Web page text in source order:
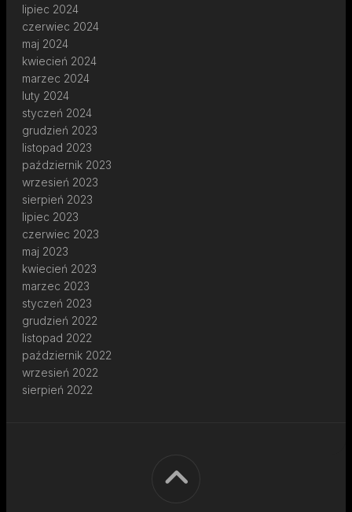
lipiec 2024
czerwiec 2024
maj 2024
kwiecień 2024
marzec 2024
luty 2024
styczeń 2024
grudzień 2023
listopad 2023
październik 2023
wrzesień 2023
sierpień 2023
lipiec 2023
czerwiec 2023
maj 2023
kwiecień 2023
marzec 2023
styczeń 2023
grudzień 2022
listopad 2022
październik 2022
wrzesień 2022
sierpień 2022